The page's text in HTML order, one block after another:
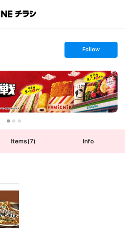
s
t
o
l
l
o
w
Follow
Items(7) Info